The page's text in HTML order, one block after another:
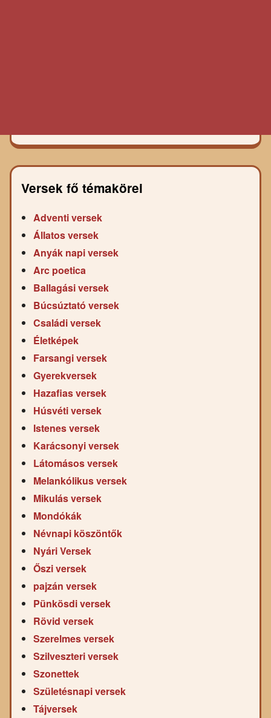
Versek fő témakörei
Adventi versek
Állatos versek
Anyák napi versek
Arc poetica
Ballagási versek
Búcsúztató versek
Családi versek
Életképek
Farsangi versek
Gyerekversek
Hazafias versek
Húsvéti versek
Istenes versek
Karácsonyi versek
Látomásos versek
Melankólikus versek
Mikulás versek
Mondókák
Névnapi köszöntők
Nyári Versek
Őszi versek
pajzán versek
Pünkösdi versek
Rövid versek
Szerelmes versek
Szilveszteri versek
Szonettek
Születésnapi versek
Tájversek